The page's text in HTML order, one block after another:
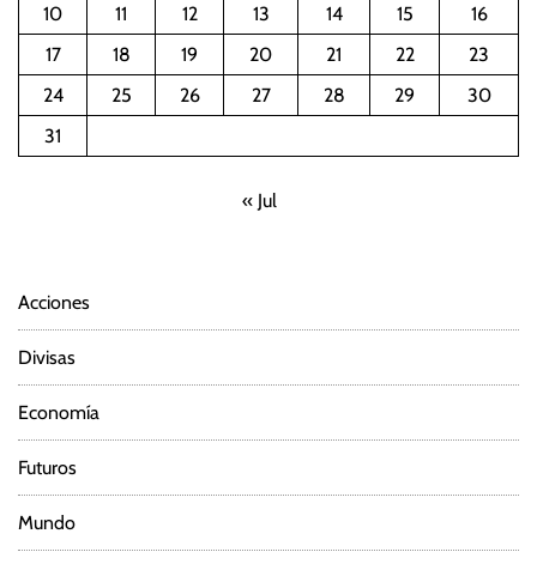
10
11 12 13 14 15
16
17
18 19 20 21 22
23
24
25 26 27 28 29
30
31
« Jul
Acciones
Divisas
Economía
Futuros
Mundo